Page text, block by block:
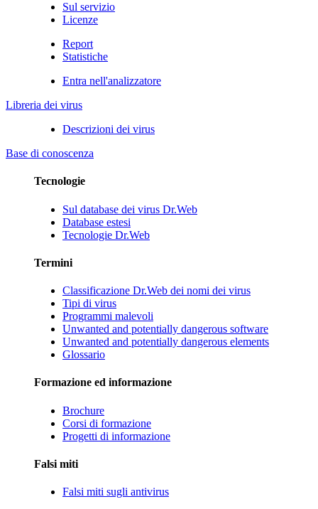
Sul servizio
Licenze
Report
Statistiche
Entra nell'analizzatore
Libreria dei virus
Descrizioni dei virus
Base di conoscenza
Tecnologie
Sul database dei virus Dr.Web
Database estesi
Tecnologie Dr.Web
Termini
Classificazione Dr.Web dei nomi dei virus
Tipi di virus
Programmi malevoli
Unwanted and potentially dangerous software
Unwanted and potentially dangerous elements
Glossario
Formazione ed informazione
Brochure
Corsi di formazione
Progetti di informazione
Falsi miti
Falsi miti sugli antivirus